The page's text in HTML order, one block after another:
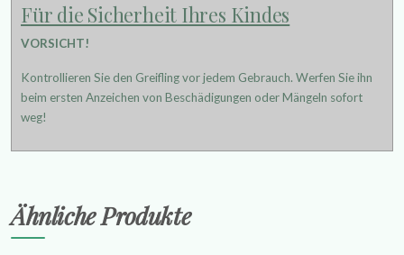
Für die Sicherheit Ihres Kindes
VORSICHT!
Kontrollieren Sie den Greifling vor jedem Gebrauch. Werfen Sie ihn
beim ersten Anzeichen von Beschädigungen oder Mängeln sofort
weg!
Ähnliche Produkte